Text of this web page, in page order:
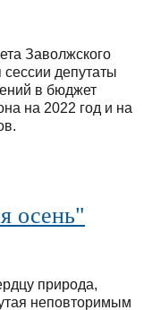
Заволжского
депутаты
в бюджет
на 2022 год и на
осень"
природа,
неповторимым